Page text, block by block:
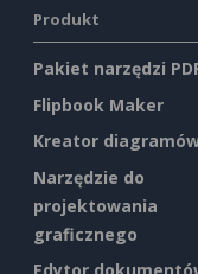
Produkt
Pakiet narzędzi
Flipbook Maker
Kreator
Narzędzie do
projektowania
graficznego